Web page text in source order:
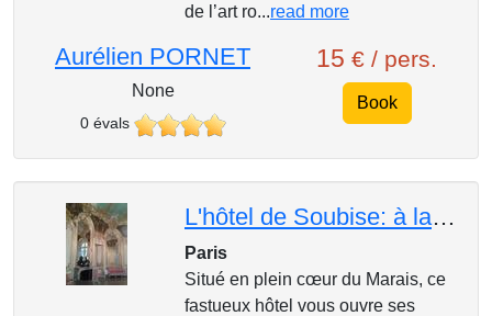
de l’art ro...read more
Aurélien PORNET
None
0 évals
15 € / pers.
Book
L'hôtel de Soubise: à la Cour des Princes
Paris
Situé en plein cœur du Marais, ce
fastueux hôtel vous ouvre ses